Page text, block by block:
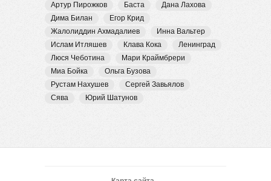
Артур Пирожков
Баста
Дана Лахова
Дима Билан
Егор Крид
Жалолиддин Ахмадалиев
Инна Вальтер
Ислам Итляшев
Клава Кока
Ленинград
Люся Чеботина
Мари Краймбрери
Миа Бойка
Ольга Бузова
Рустам Нахушев
Сергей Завьялов
Сява
Юрий Шатунов